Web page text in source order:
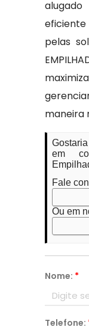
pelas
maneira
em
Fale
Ou em
Nome: *
Telefone: